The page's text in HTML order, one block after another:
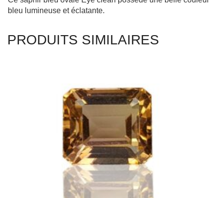
PRODUITS SIMILAIRES